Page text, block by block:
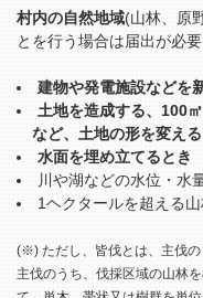
村内の自然地域(山林、原
とを行う場合は届出が必要
建物や発電施設などを
土地を造成する、100
など、土地の形を変え
水面を埋め立てるとき
川や湖などの水位・水
1ヘクタールを超える
(※) ただし、皆伐とは、主伐の
主伐のうち、伐採区域の山林